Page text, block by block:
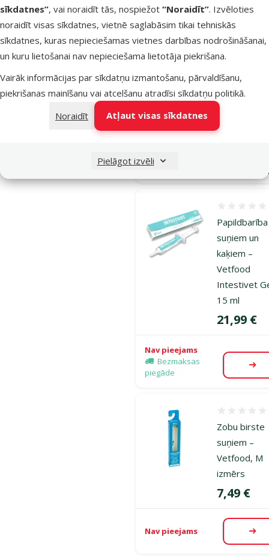
sīkdatnes”, vai noraidīt tās, nospiežot “Noraidīt”. Izvēloties
noraidīt visas sīkdatnes, vietnē saglabāsim tikai tehniskās
sīkdatnes, kuras nepieciešamas vietnes darbības nodrošināšanai,
un kuru lietošanai nav nepieciešama lietotāja piekrišana.
Vairāk informācijas par sīkdatņu izmantošanu, pārvaldīšanu,
piekrišanas mainīšanu vai atcelšanu atradīsi sīkdatņu politikā.
Noraidīt
Atļaut visas sīkdatnes
Pielāgot izvēli
suņiem un
Vetfood
Force N90
Atsauksmes
Bezmaksas
piegāde
Papildbarība
suņiem un
kaķiem –
Vetfood
Intestivet
15 ml
Cena
21,99 €
Nav pieejams
Bezmaksas
piegāde
Zobu birste
suņiem –
Vetfood, M
izmērs
Cena
7,49 €
Nav pieejams